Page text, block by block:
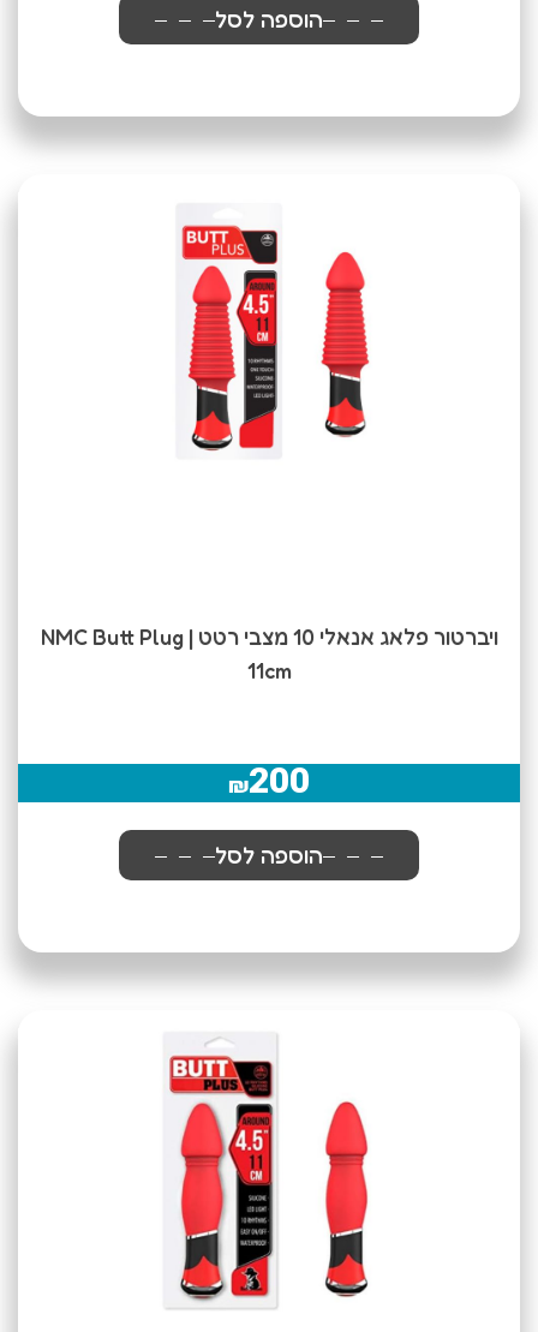
הוספה לסל
ויברטור פלאג אנאלי 10 מצבי רטט | NMC Butt Plug
11cm
₪200
הוספה לסל